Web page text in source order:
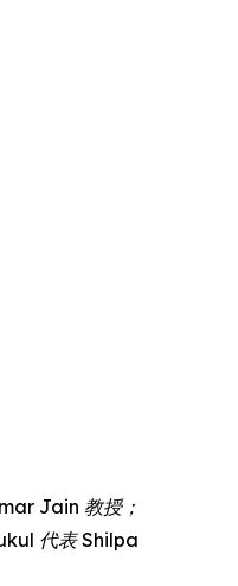
Jain 教授；
代表Shilpa